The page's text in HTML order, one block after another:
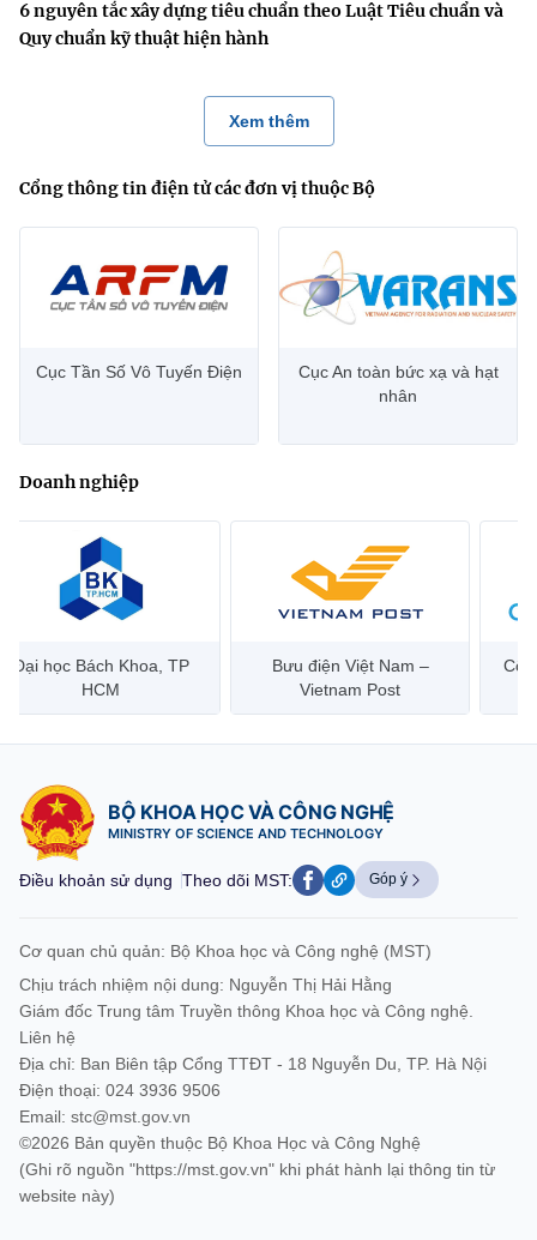
6 nguyên tắc xây dựng tiêu chuẩn theo Luật Tiêu chuẩn và
Quy chuẩn kỹ thuật hiện hành
Xem thêm
Cổng thông tin điện tử các đơn vị thuộc Bộ
Cục Tần Số Vô Tuyến Điện
Cục An toàn bức xạ và hạt
nhân
Doanh nghiệp
Đại học Bách Khoa, TP
HCM
Bưu điện Việt Nam –
Vietnam Post
BỘ KHOA HỌC VÀ CÔNG NGHỆ
MINISTRY OF SCIENCE AND TECHNOLOGY
Điều khoản sử dụng Theo dõi MST: Góp ý
Cơ quan chủ quản: Bộ Khoa học và Công nghệ (MST)
Chịu trách nhiệm nội dung: Nguyễn Thị Hải Hằng
Giám đốc Trung tâm Truyền thông Khoa học và Công nghệ.
Liên hệ
Địa chỉ: Ban Biên tập Cổng TTĐT - 18 Nguyễn Du, TP. Hà Nội
Điện thoại: 024 3936 9506
Email: stc@mst.gov.vn
©2026 Bản quyền thuộc Bộ Khoa Học và Công Nghệ
(Ghi rõ nguồn "https://mst.gov.vn" khi phát hành lại thông tin từ
website này)